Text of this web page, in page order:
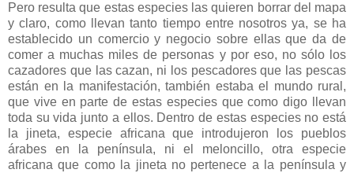
Pero resulta que estas especies las quieren borrar del mapa
y claro, como llevan tanto tiempo entre nosotros ya, se ha
establecido un comercio y negocio sobre ellas que da de
comer a muchas miles de personas y por eso, no sólo los
cazadores que las cazan, ni los pescadores que las pescas
están en la manifestación, también estaba el mundo rural,
que vive en parte de estas especies que como digo llevan
toda su vida junto a ellos. Dentro de estas especies no está
la jineta, especie africana que introdujeron los pueblos
árabes en la península, ni el meloncillo, otra especie
africana que como la jineta no pertenece a la península y